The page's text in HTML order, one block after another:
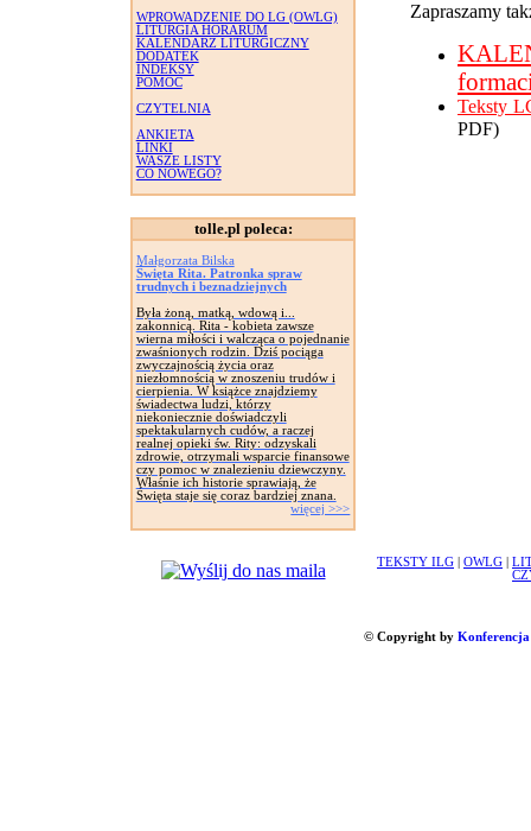
WPROWADZENIE DO LG (OWLG)
LITURGIA HORARUM
KALENDARZ LITURGICZNY
DODATEK
INDEKSY
POMOC
CZYTELNIA
ANKIETA
LINKI
WASZE LISTY
CO NOWEGO?
tolle.pl poleca:
Małgorzata Bilska
Święta Rita. Patronka spraw
trudnych i beznadziejnych
Była żoną, matką, wdową i...
zakonnicą. Rita - kobieta zawsze
wierna miłości i walcząca o pojednanie
zwaśnionych rodzin. Dziś pociąga
zwyczajnością życia oraz
niezłomnością w znoszeniu trudów i
cierpienia. W książce znajdziemy
świadectwa ludzi, którzy
niekoniecznie doświadczyli
spektakularnych cudów, a raczej
realnej opieki św. Rity: odzyskali
zdrowie, otrzymali wsparcie finansowe
czy pomoc w znalezieniu dziewczyny.
Właśnie ich historie sprawiają, że
Święta staje się coraz bardziej znana.
więcej >>>
Zapraszamy
Teksty
PDF)
TEKSTY ILG OWLG
© Copyright by Konferencja